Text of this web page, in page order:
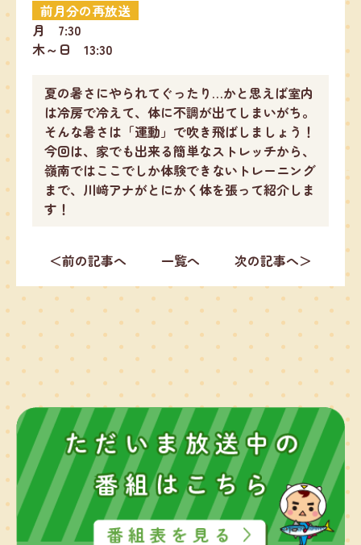
前月分の再放送
月 7:30
木～日 13:30
夏の暑さにやられてぐったり…かと思えば室内
は冷房で冷えて、体に不調が出てしまいがち。
そんな暑さは「運動」で吹き飛ばしましょう！
今回は、家でも出来る簡単なストレッチから、
嶺南ではここでしか体験できないトレーニング
まで、川﨑アナがとにかく体を張って紹介しま
す！
＜前の記事へ 一覧へ 次の記事へ＞